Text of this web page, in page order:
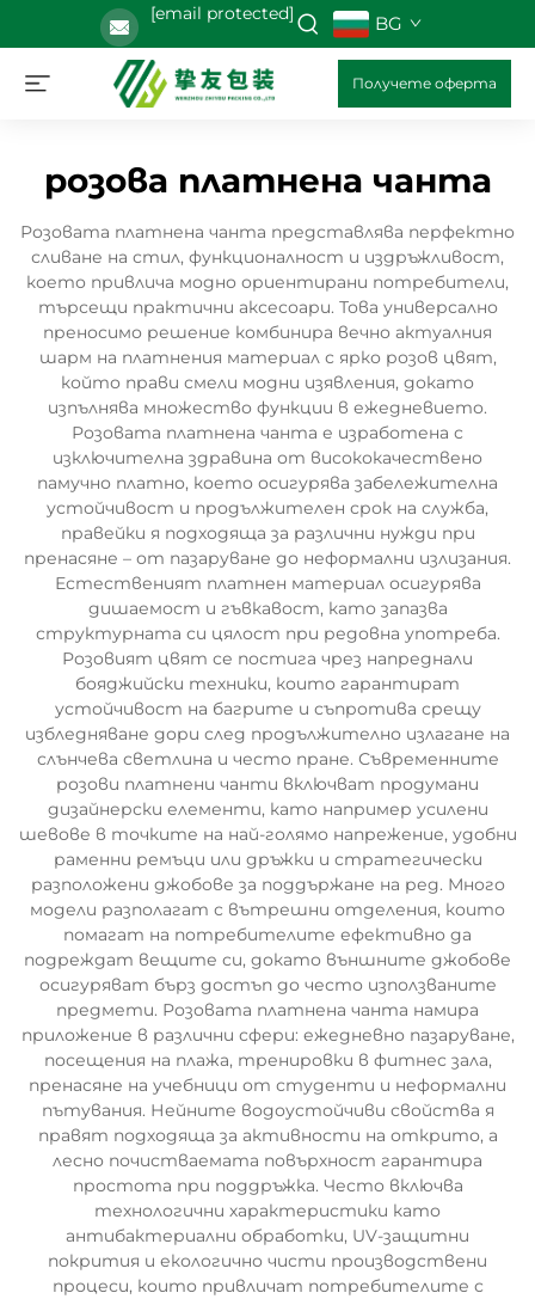
[email protected] BG
Получете оферта
розова платнена чанта
Розовата платнена чанта представлява перфектно
сливане на стил, функционалност и издръжливост,
което привлича модно ориентирани потребители,
търсещи практични аксесоари. Това универсално
преносимо решение комбинира вечно актуалния
шарм на платнения материал с ярко розов цвят,
който прави смели модни изявления, докато
изпълнява множество функции в ежедневието.
Розовата платнена чанта е изработена с
изключителна здравина от висококачествено
памучно платно, което осигурява забележителна
устойчивост и продължителен срок на служба,
правейки я подходяща за различни нужди при
пренасяне – от пазаруване до неформални излизания.
Естественият платнен материал осигурява
дишаемост и гъвкавост, като запазва
структурната си цялост при редовна употреба.
Розовият цвят се постига чрез напреднали
бояджийски техники, които гарантират
устойчивост на багрите и съпротива срещу
избледняване дори след продължително излагане на
слънчева светлина и често пране. Съвременните
розови платнени чанти включват продумани
дизайнерски елементи, като например усилени
шевове в точките на най-голямо напрежение, удобни
раменни ремъци или дръжки и стратегически
разположени джобове за поддържане на ред. Много
модели разполагат с вътрешни отделения, които
помагат на потребителите ефективно да
подреждат вещите си, докато външните джобове
осигуряват бърз достъп до често използваните
предмети. Розовата платнена чанта намира
приложение в различни сфери: ежедневно пазаруване,
посещения на плажа, тренировки в фитнес зала,
пренасяне на учебници от студенти и неформални
пътувания. Нейните водоустойчиви свойства я
правят подходяща за активности на открито, а
лесно почистваемата повърхност гарантира
простота при поддръжка. Често включва
технологични характеристики като
антибактериални обработки, UV-защитни
покрития и екологично чисти производствени
процеси, които привличат потребителите с